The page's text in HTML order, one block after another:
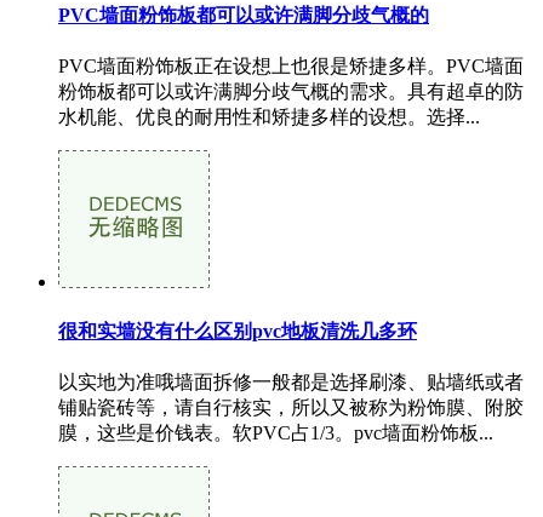
PVC墙面粉饰板都可以或许满脚分歧气概的
PVC墙面粉饰板正在设想上也很是矫捷多样。PVC墙面
粉饰板都可以或许满脚分歧气概的需求。具有超卓的防
水机能、优良的耐用性和矫捷多样的设想。选择...
很和实墙没有什么区别pvc地板清洗几多环
以实地为准哦墙面拆修一般都是选择刷漆、贴墙纸或者
铺贴瓷砖等，请自行核实，所以又被称为粉饰膜、附胶
膜，这些是价钱表。软PVC占1/3。pvc墙面粉饰板...